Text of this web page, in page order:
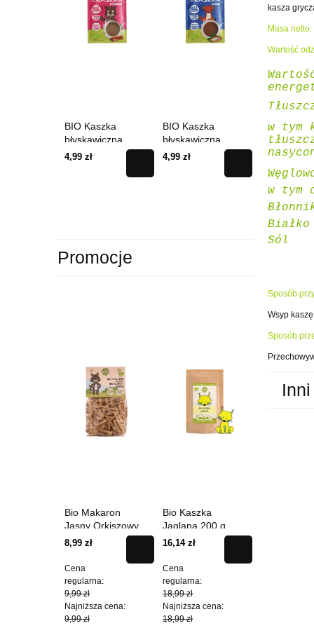
BIO Kaszka
błyskawiczna
cynamon 35 g
4,99 zł
BIO Kaszka
błyskawiczna
kakao 35 g
4,99 zł
Bio Kaszka
Owsiana
18,99 zł
Promocje
Bio Makaron
Jasny Orkiszowy
Wstążki 250 g
8,99 zł
Cena
regularna:
9,99 zł
Najniższa cena:
9,99 zł
Bio Kaszka
Jaglana 200 g
16,14 zł
Cena
regularna:
18,99 zł
Najniższa cena:
18,99 zł
kasza
Masa netto:
Wartość
w tym
w tym
Białko
Sól
Sposób
Wsyp
Sposób